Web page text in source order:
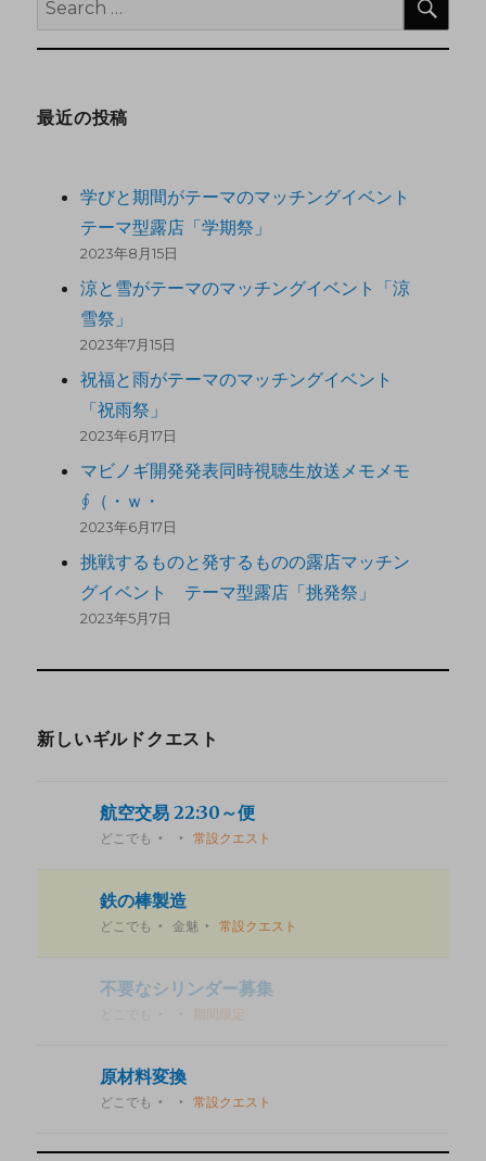
最近の投稿
学びと期間がテーマのマッチングイベント
テーマ型露店「学期祭」
2023年8月15日
涼と雪がテーマのマッチングイベント「涼
雪祭」
2023年7月15日
祝福と雨がテーマのマッチングイベント
「祝雨祭」
2023年6月17日
マビノギ開発発表同時視聴生放送メモメモ
∮（・ｗ・
2023年6月17日
挑戦するものと発するものの露店マッチン
グイベント テーマ型露店「挑発祭」
2023年5月7日
新しいギルドクエスト
航空交易 22:30～便
どこでも 常設クエスト
鉄の棒製造
どこでも 金魅 常設クエスト
不要なシリンダー募集
期間限定
原材料変換
どこでも 常設クエスト